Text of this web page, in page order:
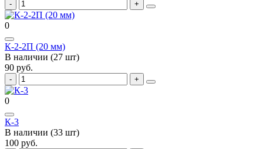
0
К-2-2П (20 мм)
В наличии (27 шт)
90 руб.
0
К-3
В наличии (33 шт)
100 руб.